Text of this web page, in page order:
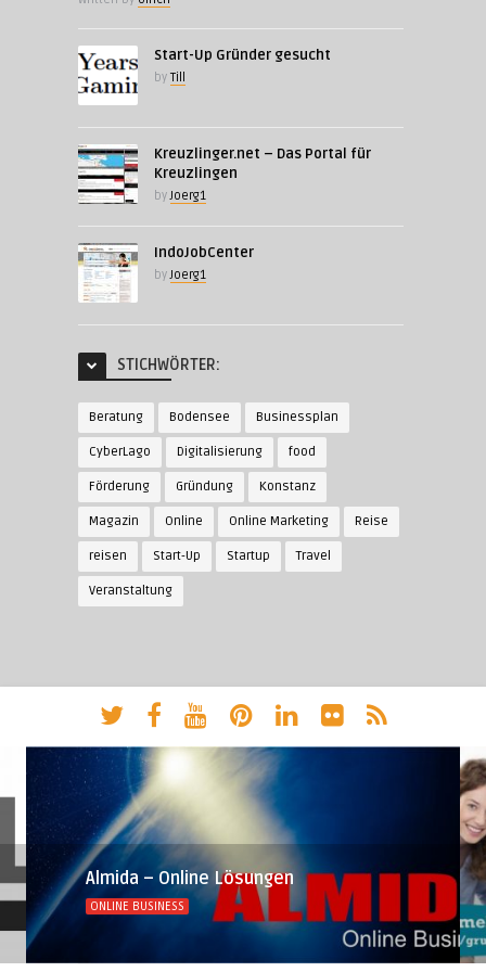
Start-Up Gründer gesucht
by Till
Kreuzlinger.net – Das Portal für
Kreuzlingen
by Joerg1
IndoJobCenter
by Joerg1
STICHWÖRTER:
Beratung Bodensee Businessplan
CyberLago Digitalisierung food
Förderung Gründung Konstanz
Magazin Online Online Marketing Reise
reisen Start-Up Startup Travel
Veranstaltung
Almida – Online Lösungen
ONLINE BUSINESS